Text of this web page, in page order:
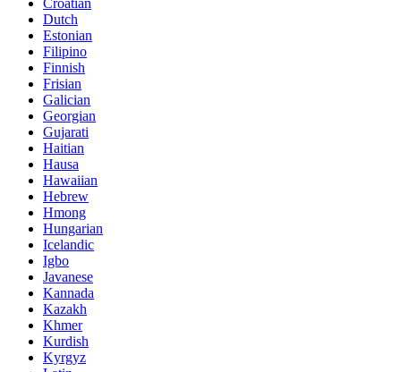
Croatian
Dutch
Estonian
Filipino
Finnish
Frisian
Galician
Georgian
Gujarati
Haitian
Hausa
Hawaiian
Hebrew
Hmong
Hungarian
Icelandic
Igbo
Javanese
Kannada
Kazakh
Khmer
Kurdish
Kyrgyz